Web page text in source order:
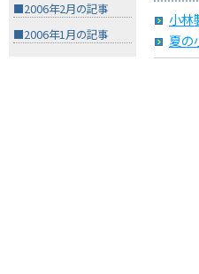
■2006年2月の記事
■2006年1月の記事
小林
夏の